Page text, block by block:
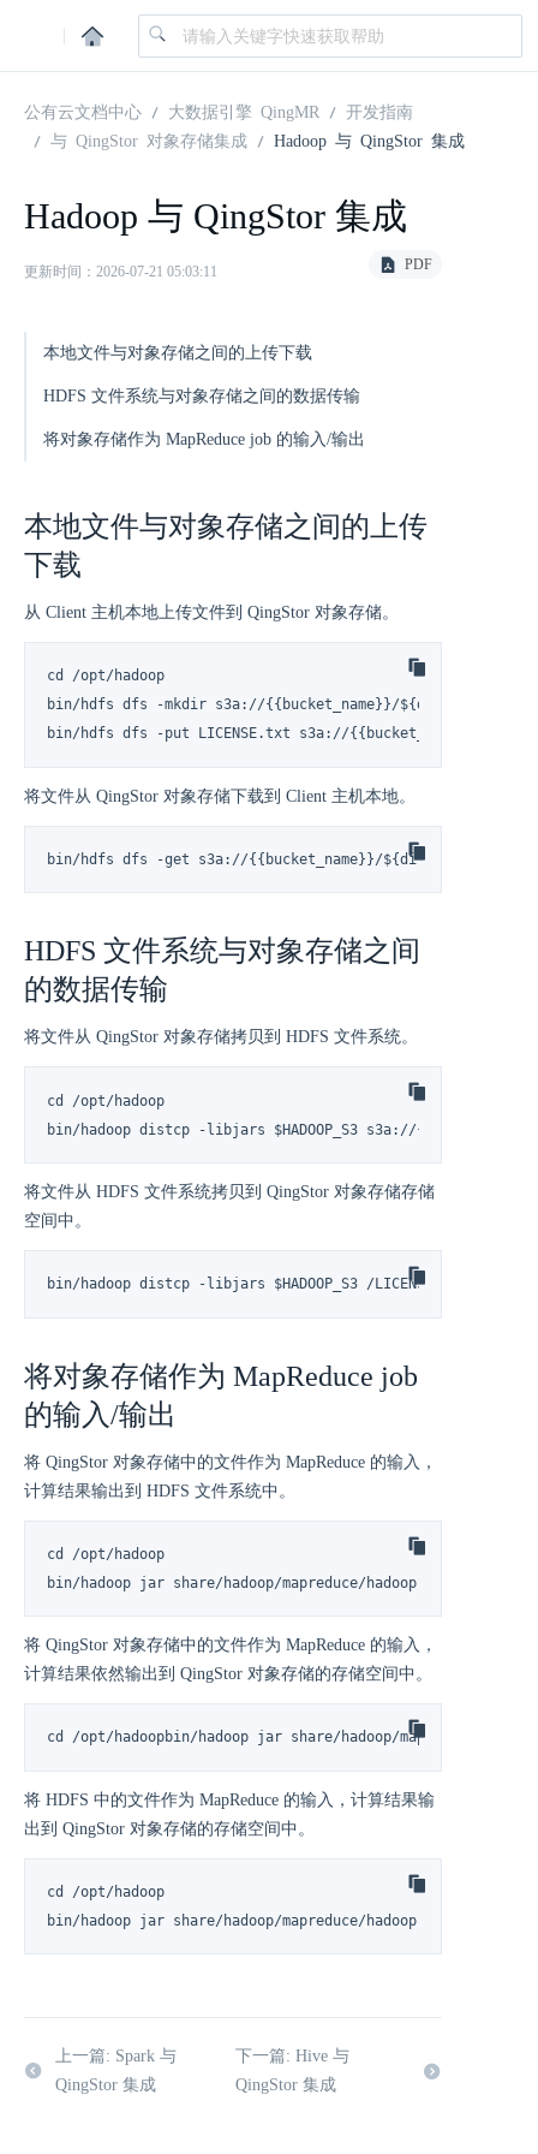
|
公有云文档中心 大数据引擎 QingMR
开发指南
与 QingStor 对象存储集成
Hadoop 与 QingStor 集成
Hadoop 与 QingStor 集成
更新时间：2026-07-21 05:03:11 PDF
本地文件与对象存储之间的上传下载
HDFS 文件系统与对象存储之间的数据传输
将对象存储作为 MapReduce job 的输入/输出
本地文件与对象存储之间的上传
下载
从 Client 主机本地上传文件到 QingStor 对象存储。
cd /opt/hadoop
bin/hdfs dfs -mkdir s3a://{{bucket_name}}/${dir}
bin/hdfs dfs -put LICENSE.txt s3a://{{bucket_name}}/
将文件从 QingStor 对象存储下载到 Client 主机本地。
bin/hdfs dfs -get s3a://{{bucket_name}}/${dir}/LICENSE.txt
HDFS 文件系统与对象存储之间
的数据传输
将文件从 QingStor 对象存储拷贝到 HDFS 文件系统。
cd /opt/hadoop
bin/hadoop distcp -libjars $HADOOP_S3 s3a://
将文件从 HDFS 文件系统拷贝到 QingStor 对象存储存储
空间中。
bin/hadoop distcp -libjars $HADOOP_S3 /LICENSE.txt
将对象存储作为 MapReduce job
的输入/输出
将 QingStor 对象存储中的文件作为 MapReduce 的输入，
计算结果输出到 HDFS 文件系统中。
cd /opt/hadoop
bin/hadoop jar share/hadoop/mapreduce/hadoop-mapreduce-
将 QingStor 对象存储中的文件作为 MapReduce 的输入，
计算结果依然输出到 QingStor 对象存储的存储空间中。
cd /opt/hadoopbin/hadoop jar share/hadoop/mapreduce/
将 HDFS 中的文件作为 MapReduce 的输入，计算结果输
出到 QingStor 对象存储的存储空间中。
cd /opt/hadoop
bin/hadoop jar share/hadoop/mapreduce/hadoop-mapreduce-
上一篇: Spark 与
QingStor 集成
下一篇: Hive 与
QingStor 集成